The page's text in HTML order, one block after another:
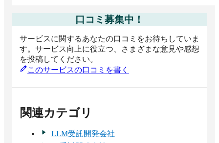
口コミ募集中！
サービスに関するあなたの口コミをお待ちしていま
す。サービス向上に役立つ、さまざまな意見や感想
を投稿してください。
このサービスの口コミを書く
関連カテゴリ
LLM受託開発会社